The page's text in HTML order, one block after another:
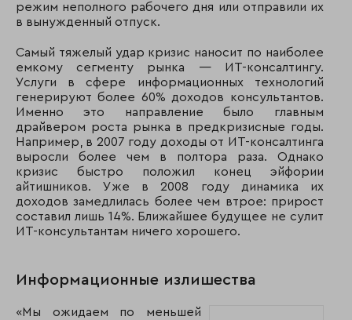
режим неполного рабочего дня или отправили их
в вынужденный отпуск.
Самый тяжелый удар кризис наносит по наиболее
емкому сегменту рынка — ИТ-консалтингу.
Услуги в сфере информационных технологий
генерируют более 60% доходов консультантов.
Именно это направление было главным
драйвером роста рынка в предкризисные годы.
Например, в 2007 году доходы от ИТ-консалтинга
выросли более чем в полтора раза. Однако
кризис быстро положил конец эйфории
айтишников. Уже в 2008 году динамика их
доходов замедлилась более чем втрое: прирост
составил лишь 14%. Ближайшее будущее не сулит
ИТ-консультантам ничего хорошего.
Информационные излишества
«Мы ожидаем по меньшей